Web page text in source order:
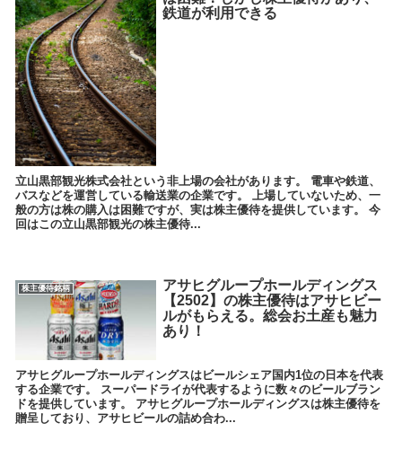
鉄道が利用できる
立山黒部観光株式会社という非上場の会社があります。 電車や鉄道、
バスなどを運営している輸送業の企業です。 上場していないため、一
般の方は株の購入は困難ですが、実は株主優待を提供しています。 今
回はこの立山黒部観光の株主優待...
株主優待銘柄
アサヒグループホールディングス
【2502】の株主優待はアサヒビー
ルがもらえる。総会お土産も魅力
あり！
アサヒグループホールディングスはビールシェア国内1位の日本を代表
する企業です。 スーパードライが代表するように数々のビールブラン
ドを提供しています。 アサヒグループホールディングスは株主優待を
贈呈しており、アサヒビールの詰め合わ...